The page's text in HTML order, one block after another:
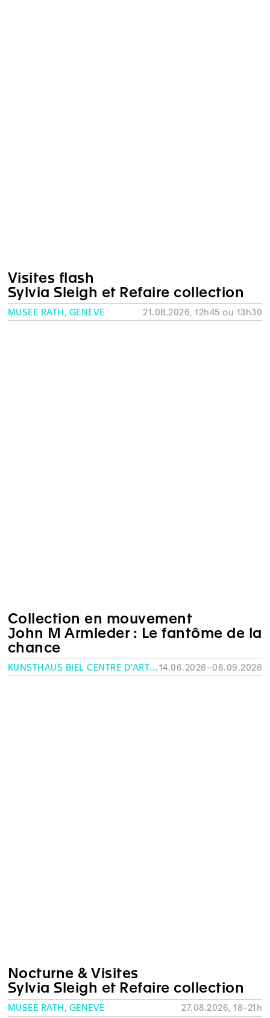
Visites flash
Sylvia Sleigh et Refaire collection
MUSÉE RATH, GENÈVE 21.08.2026, 12h45 ou 13h30
Collection en mouvement
John M Armleder : Le fantôme de la
chance
KUNSTHAUS BIEL CENTRE D'ART BIENNE14.06.2026–06.09.2026
Nocturne & Visites
Sylvia Sleigh et Refaire collection
MUSÉE RATH, GENÈVE 27.08.2026, 18–21h